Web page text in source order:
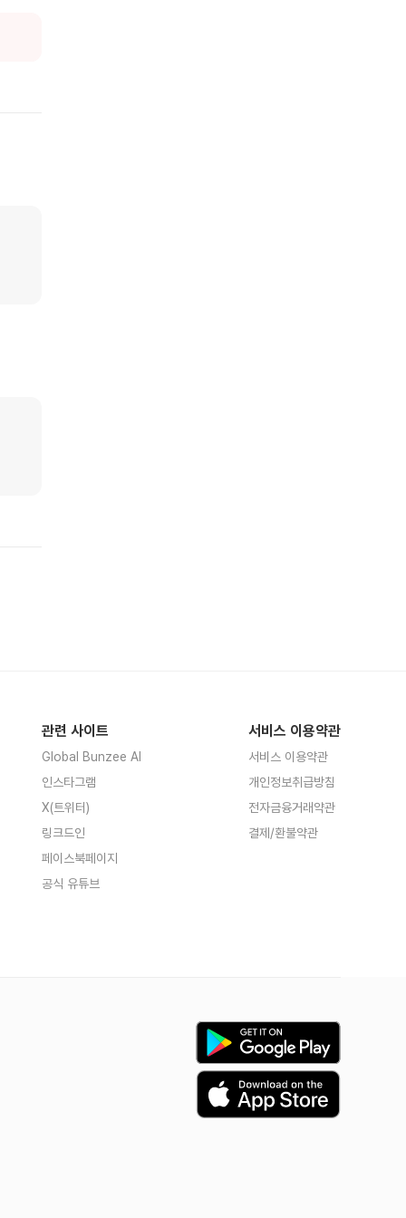
관련 사이트
Global Bunzee AI
인스타그램
X(트위터)
링크드인
페이스북페이지
공식 유튜브
서비스 이용약관
서비스 이용약관
개인정보취급방침
전자금융거래약관
결제/환불약관